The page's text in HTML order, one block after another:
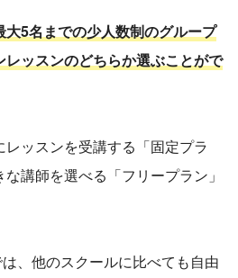
5名までの少人数制のグループ
レッスンのどちらか選ぶことがで
ッスンを受講する「固定プラ
講師を選べる「フリープラン」
、他のスクールに比べても自由